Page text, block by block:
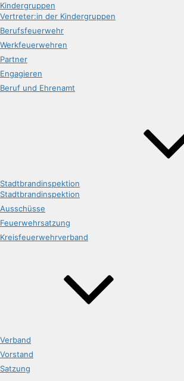
Kindergruppen
Vertreter:in der Kindergruppen
Berufsfeuerwehr
Werkfeuerwehren
Partner
Engagieren
Beruf und Ehrenamt
Stadtbrandinspektion
Stadtbrandinspektion
Ausschüsse
Feuerwehrsatzung
Kreisfeuerwehrverband
Verband
Vorstand
Satzung